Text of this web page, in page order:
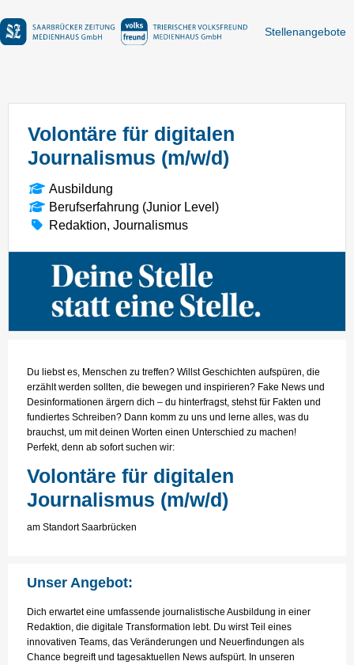
Stellenangebote
Volontäre für digitalen
Journalismus (m/w/d)
Ausbildung
Berufserfahrung (Junior Level)
Redaktion, Journalismus
Du liebst es, Menschen zu treffen? Willst Geschichten aufspüren, die
erzählt werden sollten, die bewegen und inspirieren? Fake News und
Desinformationen ärgern dich – du hinterfragst, stehst für Fakten und
fundiertes Schreiben? Dann komm zu uns und lerne alles, was du
brauchst, um mit deinen Worten einen Unterschied zu machen!
Perfekt, denn ab sofort suchen wir:
Volontäre für digitalen
Journalismus (m/w/d)
am Standort Saarbrücken
Unser Angebot:
Dich erwartet eine umfassende journalistische Ausbildung in einer
Redaktion, die digitale Transformation lebt. Du wirst Teil eines
innovativen Teams, das Veränderungen und Neuerfindungen als
Chance begreift und tagesaktuellen News aufspürt. In unseren